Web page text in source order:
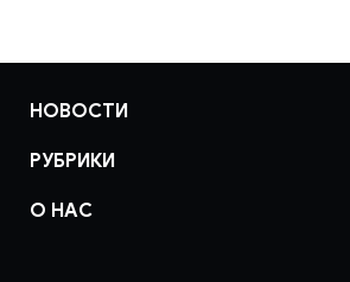
НОВОСТИ
РУБРИКИ
О НАС